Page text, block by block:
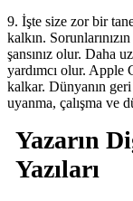
9. İşte size zor bir
kalkın.
şansınız olur. Daha
yardımcı olur. Apple
kalkar. Dünyanın
uyanma, çalışma ve
Yazarın
Yazıları